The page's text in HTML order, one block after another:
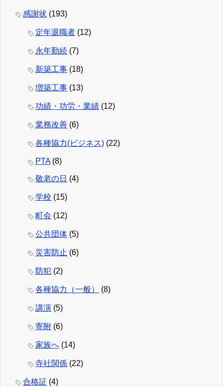
感謝状 (193)
定年退職者 (12)
永年勤続 (7)
新築工事 (18)
増築工事 (13)
功績・功労・業績 (12)
業務改善 (6)
各種協力(ビジネス) (22)
PTA(8)
敬老の日 (4)
学校 (15)
町会 (12)
公共団体 (5)
災害防止 (6)
防犯 (2)
各種協力（一般） (8)
講演 (5)
寄附 (6)
家族へ (14)
寺社関係 (22)
合格証 (4)